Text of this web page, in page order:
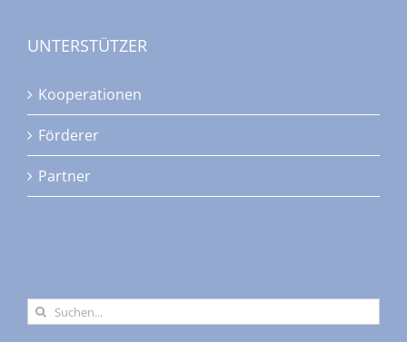
UNTERSTÜTZER
Kooperationen
Förderer
Partner
Suche
nach: